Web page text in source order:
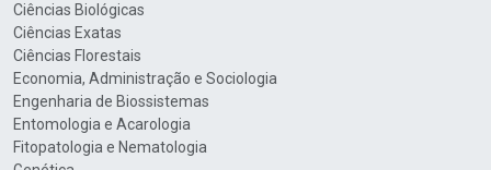
Ciências Biológicas
Ciências Exatas
Ciências Florestais
Economia, Administração e Sociologia
Engenharia de Biossistemas
Entomologia e Acarologia
Fitopatologia e Nematologia